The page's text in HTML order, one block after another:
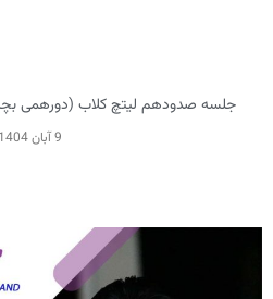
جلسه صدودهم لیتچ کلاب (دورهمی
9 آبان 1404